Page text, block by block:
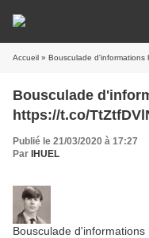
Accueil » Bousculade d'informations
Bousculade
https://t.co/
Publié le 21/03/2020 à 17:27
Par IHUEL
Bousculade d'informations